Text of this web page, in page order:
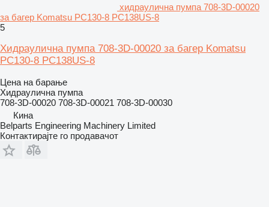
хидраулична пумпа 708-3D-00020
за багер Komatsu PC130-8 PC138US-8
5
Хидраулична пумпа 708-3D-00020 за багер Komatsu
PC130-8 PC138US-8
Цена на барање
Хидраулична пумпа
708-3D-00020 708-3D-00021 708-3D-00030
Кина
Belparts Engineering Machinery Limited
Контактирајте го продавачот